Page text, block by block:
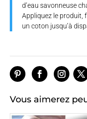
d’eau savonneuse
Appliquez le produit,
un coton jusqu’à
Vous aimerez